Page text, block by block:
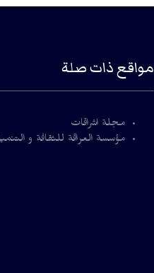
مواقع ذات صلة
مجلة اشراقات
مؤسسة العراقة للثقافة و